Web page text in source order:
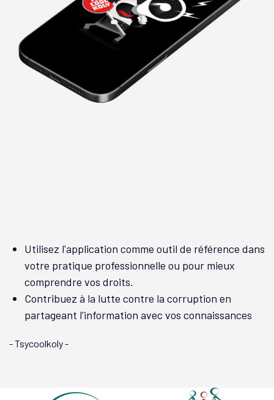
Utilisez l'application comme outil de référence dans
votre pratique professionnelle ou pour mieux
comprendre vos droits.
Contribuez à la lutte contre la corruption en
partageant l'information avec vos connaissances
- Tsycoolkoly -